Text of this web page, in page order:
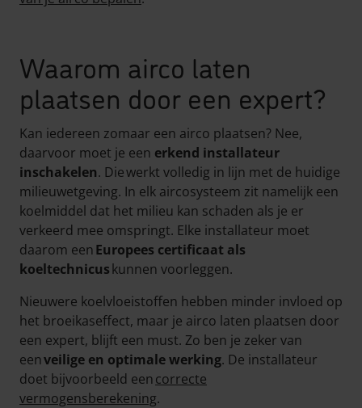
Waarom airco laten
plaatsen door een expert?
Kan iedereen zomaar een airco plaatsen? Nee,
daarvoor moet je een erkend installateur
inschakelen. Die werkt volledig in lijn met de huidige
milieuwetgeving. In elk aircosysteem zit namelijk een
koelmiddel dat het milieu kan schaden als je er
verkeerd mee omspringt. Elke installateur moet
daarom eenEuropees certificaat als
koeltechnicuskunnen voorleggen.
Nieuwere koelvloeistoffen hebben minder invloed op
het broeikaseffect, maar je airco laten plaatsen door
een expert, blijft een must. Zo ben je zeker van
eenveilige en optimale werking. De installateur
doet bijvoorbeeld eencorrecte
vermogensberekening.